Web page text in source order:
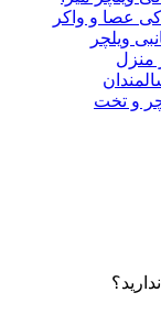
عصا و واکر
ویلچر
منزل
و تخت